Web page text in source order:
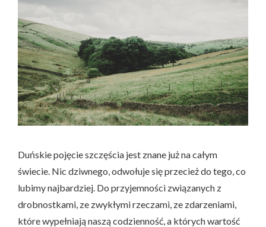
Duńskie pojęcie szczęścia jest znane już na całym
świecie. Nic dziwnego, odwołuje się przecież do tego, co
lubimy najbardziej. Do przyjemności związanych z
drobnostkami, ze zwykłymi rzeczami, ze zdarzeniami,
które wypełniają naszą codzienność, a których wartość